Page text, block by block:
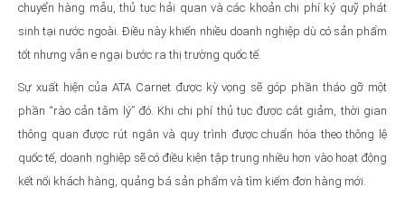
chuyển hàng mẫu, thủ tục hải quan và các khoản chi phí ký quỹ phát
sinh tại nước ngoài. Điều này khiến nhiều doanh nghiệp dù có sản phẩm
tốt nhưng vẫn e ngại bước ra thị trường quốc tế.
Sự xuất hiện của ATA Carnet được kỳ vọng sẽ góp phần tháo gỡ một
phần “rào cản tâm lý” đó. Khi chi phí thủ tục được cắt giảm, thời gian
thông quan được rút ngắn và quy trình được chuẩn hóa theo thông lệ
quốc tế, doanh nghiệp sẽ có điều kiện tập trung nhiều hơn vào hoạt động
kết nối khách hàng, quảng bá sản phẩm và tìm kiếm đơn hàng mới.